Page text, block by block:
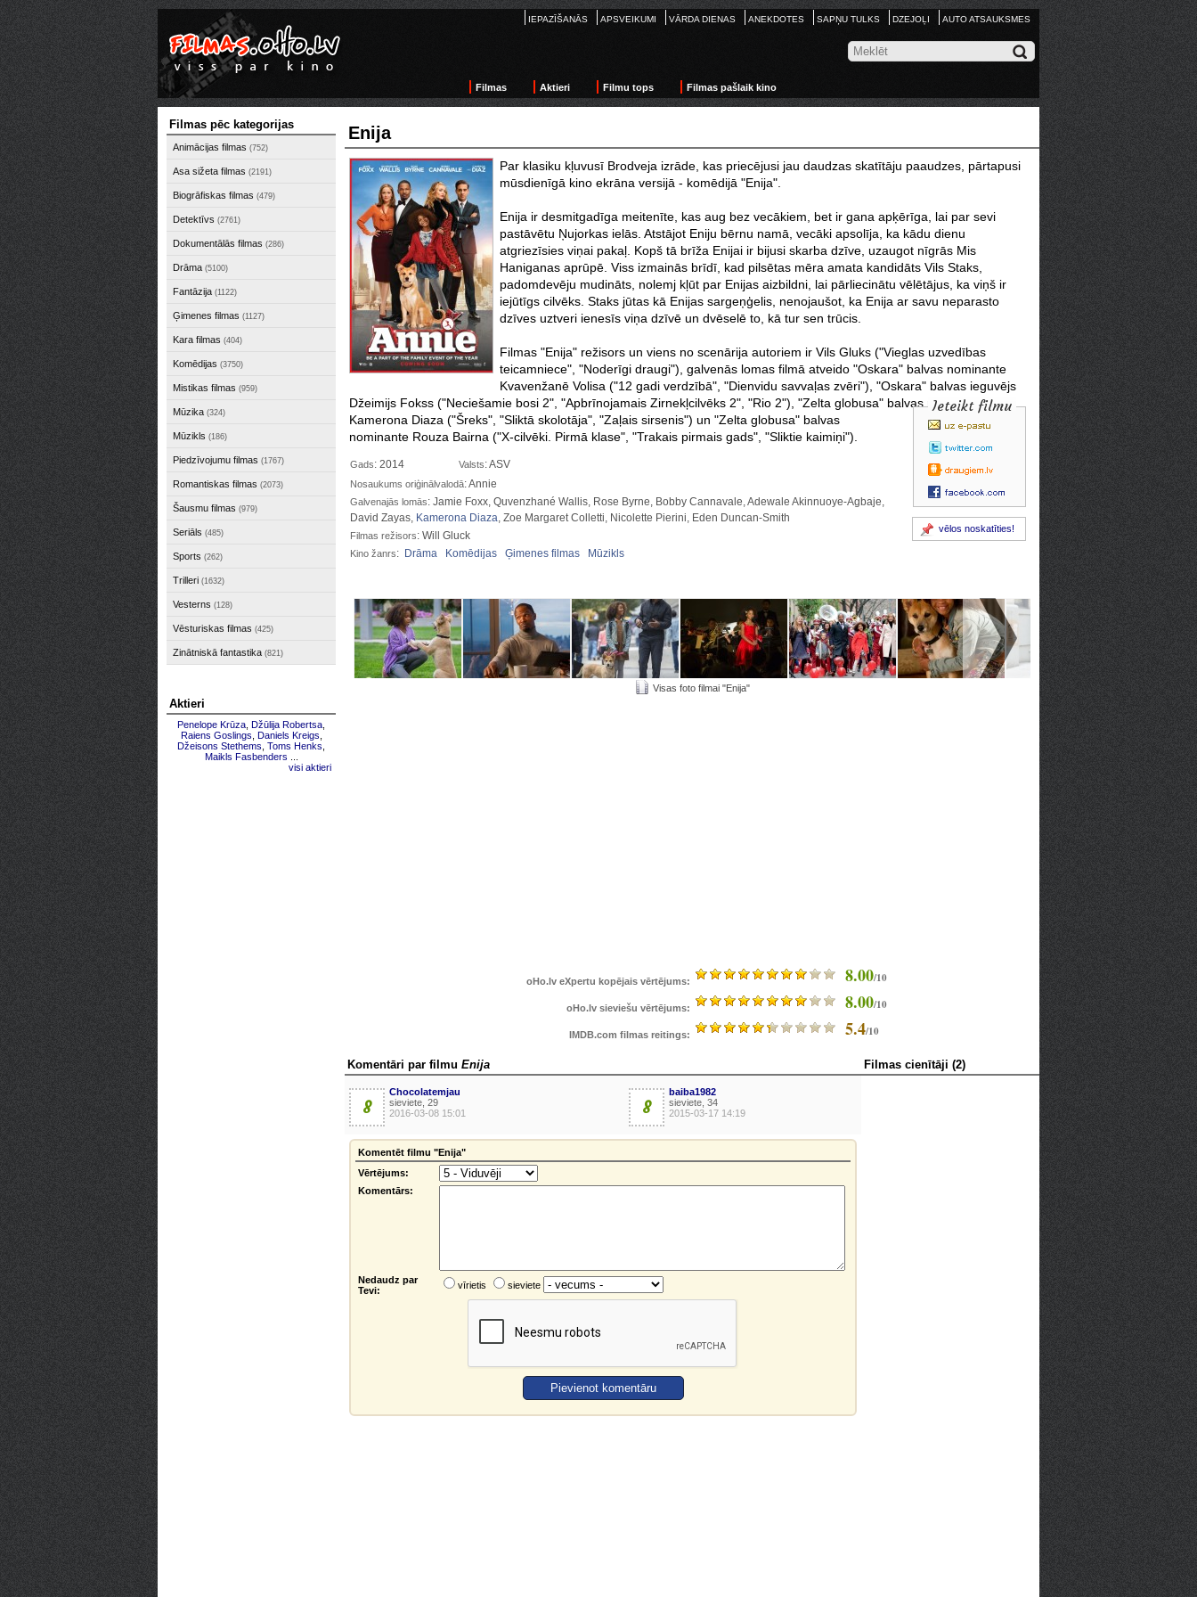
IEPAZĪŠANĀS APSVEIKUMI VĀRDA DIENAS ANEKDOTES SAPŅU TULKS DZEJOĻI AUTO ATSAUKSMES
Filmas Aktieri Filmu tops Filmas pašlaik kino
Filmas pēc kategorijas
Animācijas filmas (752)
Asa sižeta filmas (2191)
Biogrāfiskas filmas (479)
Detektīvs (2761)
Dokumentālās filmas (286)
Drāma (5100)
Fantāzija (1122)
Ģimenes filmas (1127)
Kara filmas (404)
Komēdijas (3750)
Mistikas filmas (959)
Mūzika (324)
Mūzikls (186)
Piedzīvojumu filmas (1767)
Romantiskas filmas (2073)
Šausmu filmas (979)
Seriāls (485)
Sports (262)
Trilleri (1632)
Vesterns (128)
Vēsturiskas filmas (425)
Zinātniskā fantastika (821)
Aktieri
Penelope Krūza Džūlija Robertsa
Raiens Goslings Daniels Kreigs
Džeisons Stethems Toms Henks
Maikls Fasbenders
visi aktieri
Enija
Par klasiku kļuvusī Brodveja izrāde, kas priecējusi jau daudzas skatītāju paaudzes, pārtapusi
mūsdienīgā kino ekrāna versijā - komēdijā "Enija".
Enija ir desmitgadīga meitenīte, kas aug bez vecākiem, bet ir gana apķērīga, lai par sevi
pastāvētu Ņujorkas ielās. Atstājot Eniju bērnu namā, vecāki apsolīja, ka kādu dienu
atgriezīsies viņai pakaļ. Kopš tā brīža Enijai ir bijusi skarba dzīve, uzaugot nīgrās Mis
Haniganas aprūpē. Viss izmainās brīdī, kad pilsētas mēra amata kandidāts Vils Staks,
padomdevēju mudināts, nolemj kļūt par Enijas aizbildni, lai pārliecinātu vēlētājus, ka viņš ir
iejūtīgs cilvēks. Staks jūtas kā Enijas sargeņģelis, nenojaušot, ka Enija ar savu neparasto
dzīves uztveri ienesīs viņa dzīvē un dvēselē to, kā tur sen trūcis.
Filmas "Enija" režisors un viens no scenārija autoriem ir Vils Gluks ("Vieglas uzvedības
teicamniece", "Noderīgi draugi"), galvenās lomas filmā atveido "Oskara" balvas nominante
Kvavenžanē Volisa ("12 gadi verdzībā", "Dienvidu savvaļas zvēri"), "Oskara" balvas ieguvējs
Džeimijs Fokss ("Neciešamie bosi 2", "Apbrīnojamais Zirnekļcilvēks 2", "Rio 2"), "Zelta globusa" balvas nominante
Kamerona Diaza ("Šreks", "Sliktā skolotāja", "Zaļais sirsenis") un "Zelta globusa" balvas
nominante Rouza Bairna ("X-cilvēki. Pirmā klase", "Trakais pirmais gads", "Sliktie kaimiņi").
Ieteikt filmu
vēlos noskatīties!
Gads: 2014 Valsts: ASV
Nosaukums oriģinālvalodā: Annie
Galvenajās lomās: Jamie Foxx, Quvenzhané Wallis, Rose Byrne, Bobby Cannavale, Adewale Akinnuoye-Agbaje,
David Zayas, Kamerona Diaza, Zoe Margaret Colletti, Nicolette Pierini, Eden Duncan-Smith
Filmas režisors: Will Gluck
Kino žanrs: Drāma Komēdijas Ģimenes filmas Mūzikls
Visas foto filmai "Enija"
oHo.lv eXpertu kopējais vērtējums: 8.00/10
oHo.lv sieviešu vērtējums: 8.00/10
IMDB.com filmas reitings: 5.4/10
Komentāri par filmu Enija
8
Chocolatemjau
sieviete, 29
2016-03-08 15:01
8
baiba1982
sieviete, 34
2015-03-17 14:19
Komentēt filmu "Enija"
Vērtējums:
Komentārs:
Nedaudz par
Tevi:
vīrietis sieviete
Filmas cienītāji (2)